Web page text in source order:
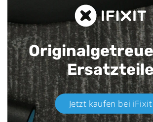
Originalgetreue
Jetzt kaufen bei iFixit​